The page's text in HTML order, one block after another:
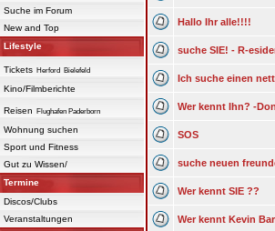
Suche im Forum
New and Top
Lifestyle
Tickets Herford Bielefeld
Kino/Filmberichte
Reisen Flughafen Paderborn
Wohnung suchen
Sport und Fitness
Gut zu Wissen/
Termine
Discos/Clubs
Veranstaltungen
Hallo Ihr alle!!!!
suche SIE! - R-
Ich suche einen
Wer kennt Ihn? -
SOS
suche neuen
Wer kennt SIE ??
Wer kennt Kevin